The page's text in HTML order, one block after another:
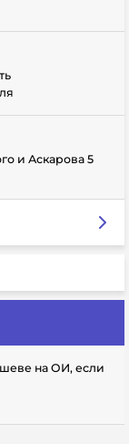
и Аскарова 5
на ОИ, если